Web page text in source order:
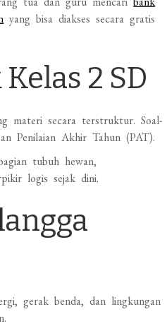
yang bisa diakses secara gratis
2 SD
materi secara terstruktur. Soal-
Penilaian Akhir Tahun (PAT).
tubuh hewan,
logis sejak dini.
gerak benda, dan lingkungan